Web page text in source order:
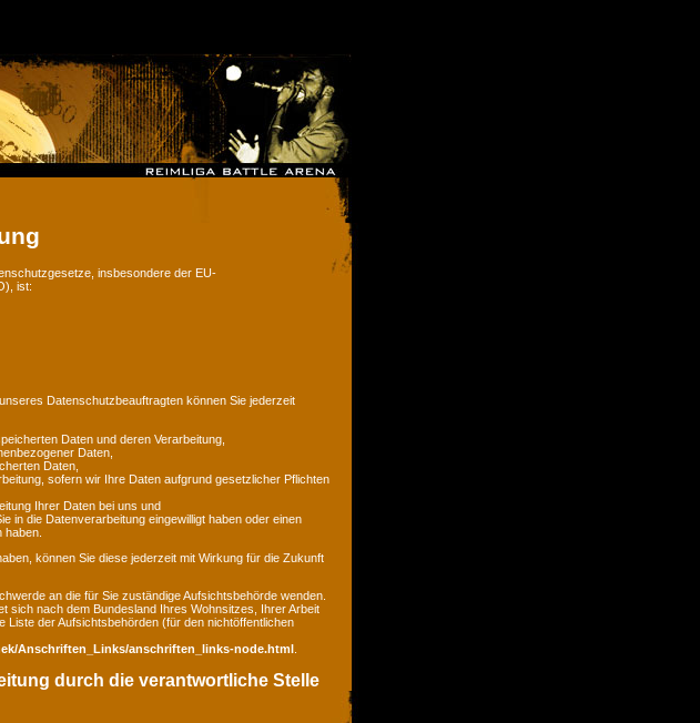
insbesondere der EU-
ist:
Datenschutzbeauftragten können Sie jederzeit
Daten und deren Verarbeitung,
Daten,
Daten,
sofern wir Ihre Daten aufgrund gesetzlicher Pflichten
Ihrer Daten bei uns und
in die Datenverarbeitung eingewilligt haben oder einen
können Sie diese jederzeit mit Wirkung für die Zukunft
an die für Sie zuständige Aufsichtsbehörde wenden.
sich nach dem Bundesland Ihres Wohnsitzes, Ihrer Arbeit
Liste der Aufsichtsbehörden (für den nichtöffentlichen
Anschriften_Links/anschriften_links-node.html .
durch die verantwortliche Stelle